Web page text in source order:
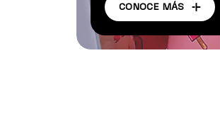
CONOCE MÁS